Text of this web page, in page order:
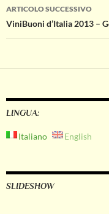
ARTICOLO SUCCESSIVO
ViniBuoni d’Italia 2013 –
LINGUA:
Italiano English
SLIDESHOW